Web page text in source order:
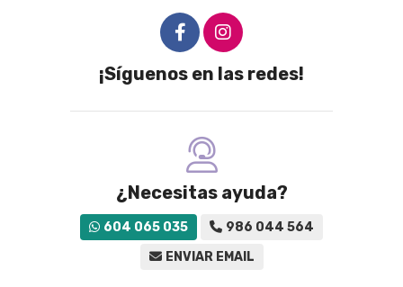
¡Síguenos en las redes!
¿Necesitas ayuda?
604 065 035
986 044 564
ENVIAR EMAIL